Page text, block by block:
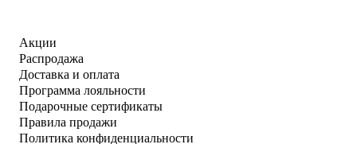
Акции
Распродажа
Доставка и оплата
Программа лояльности
Подарочные сертификаты
Правила продажи
Политика конфиденциальности